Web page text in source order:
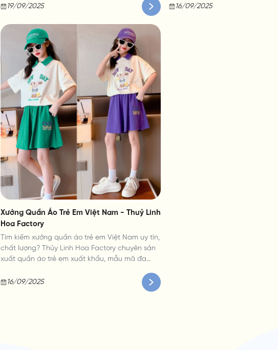
lượng đảm bảo, giá cạnh tranh.
19/09/2025
ảnh hưởng đến ngành.
16/09/2025
Xưởng Quần Áo Trẻ Em Việt Nam - Thuỷ Linh
Hoa Factory
Tìm kiếm xưởng quần áo trẻ em Việt Nam uy tín,
chất lượng? Thủy Linh Hoa Factory chuyên sản
xuất quần áo trẻ em xuất khẩu, mẫu mã đa
16/09/2025